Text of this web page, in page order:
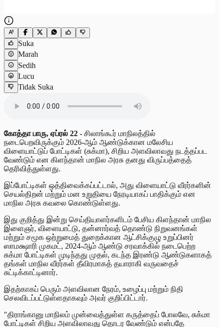
Suka
Marah
Sedih
Lucu
Tidak Suka
கோத்தா பாரு, ஏப்ரல் 22 - சிலாங்கூர் மாநிலத்தில்
நடைபெறவிருக்கும் 2026-ஆம் ஆண்டுக்கான மலேசிய
விளையாட்டுப் போட்டிகள் (சுக்மா), சிறிய அளவிலாவது நடத்தப்பட
வேண்டும் என கிளந்தான் மாநில அரசு தனது விருப்பத்தைத்
தெரிவித்துள்ளது.
இப்போட்டிகள் ஒத்திவைக்கப்பட்டால், அது விளையாட்டு வீரர்களின்
செயல்திறன் மற்றும் மன உறுதியை நேரடியாகப் பாதிக்கும் என
மாநில அரசு கவலை கொண்டுள்ளது.
இது குறித்து இன்று செய்தியாளர்களிடம் பேசிய கிளந்தான் மாநில
இளைஞர், விளையாட்டு, தன்னார்வத் தொண்டு நிறுவனங்கள்
மற்றும் சமூக ஒற்றுமைத் துறைக்கான ஆட்சிக்குழு உறுப்பினர்
ஸாமக்ஷாரி முகமட், 2024-ஆம் ஆண்டு சரவாக்கில் நடைபெற்ற
சுக்மா போட்டிகள் முடிந்தது முதல், கடந்த இரண்டு ஆண்டுகளாகத்
தங்கள் மாநில வீரர்கள் தீவிரமாகத் தயாராகி வருவதைச்
சுட்டிக்காட்டினார்.
இதற்காகப் பெரும் அளவிலான நேரம், உழைப்பு மற்றும் நிதி
செலவிடப்பட்டுள்ளதாகவும் அவர் குறிப்பிட்டார்.
"திராங்கானு மாநிலம் முன்வைத்துள்ள கருத்தைப் போலவே, சுக்மா
போட்டிகள் சிறிய அளவிலாவது தொடர வேண்டும் என்பதே